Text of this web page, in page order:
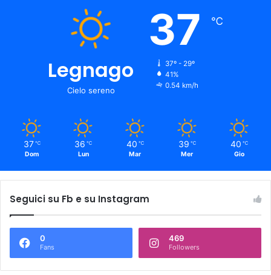
Legnago
Cielo sereno
37 ℃
37º - 29º
41%
0.54 km/h
37 ℃
Dom
36 ℃
Lun
40 ℃
Mar
39 ℃
Mer
40 ℃
Gio
Seguici su Fb e su Instagram
0
Fans
469
Followers